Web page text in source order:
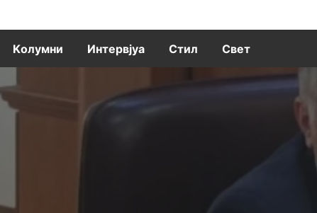
Kолумни Интервјуа Стил Свет